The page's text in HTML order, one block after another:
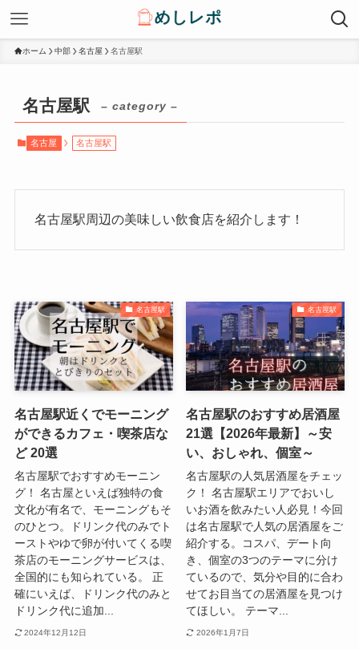
ホーム 中部 名古屋 名古屋駅
名古屋駅 – category –
名古屋 名古屋駅
名古屋駅周辺の美味しい飲食店を紹介します！
名古屋駅
名古屋駅近くでモーニング
ができるカフェ・喫茶店な
ど 20選
名古屋駅でおすすめモーニン
グ！ 名古屋といえば独特の食
文化が有名で、モーニングもそ
のひとつ。ドリンク代のみでト
ーストやゆで卵が付いてくる喫
茶店のモーニングサービスは、
全国的にも知られている。 正
確にいえば、ドリンク代のみと
ドリンク代に追加...
2024年12月12日
名古屋駅
名古屋駅のおすすめ居酒屋
21選【2026年最新】～安
い、おしゃれ、個室～
名古屋駅の人気居酒屋をチェッ
ク！ 名古屋駅エリアでおいし
いお酒を飲みたい人必見！今回
は名古屋駅で人気の居酒屋をご
紹介する。コスパ、デート向
き、個室の3つのテーマに分け
ているので、気分や目的に合わ
せてお目当ての居酒屋を見つけ
てほしい。 テーマ...
2026年1月7日